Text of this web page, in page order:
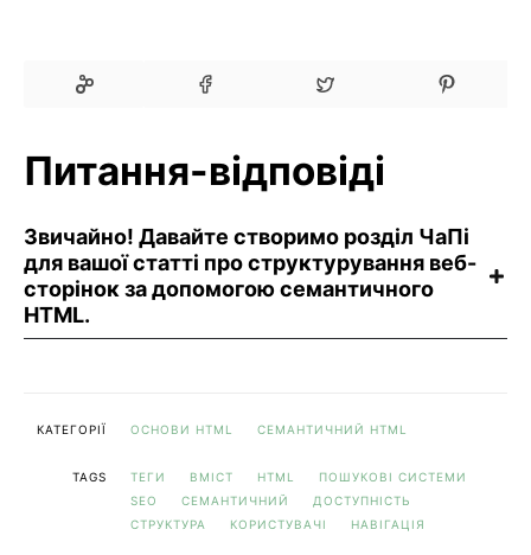
Питання-відповіді
Звичайно! Давайте створимо розділ ЧаПі
для вашої статті про структурування веб-
сторінок за допомогою семантичного
HTML.
КАТЕГОРІЇ ОСНОВИ HTML СЕМАНТИЧНИЙ HTML
TAGS ТЕГИ ВМІСТ HTML
ПОШУКОВІ СИСТЕМИ
SEO
СЕМАНТИЧНИЙ
ДОСТУПНІСТЬ
СТРУКТУРА
КОРИСТУВАЧІ НАВІГАЦІЯ